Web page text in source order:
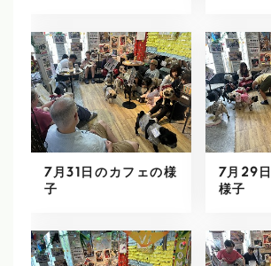
7月31日のカフェの様
子
7月29
様子